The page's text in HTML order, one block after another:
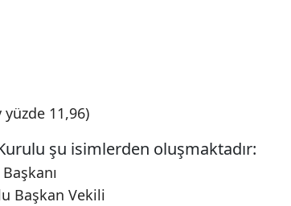
11,96)
şu isimlerden oluşmaktadır:
Başkan Vekili